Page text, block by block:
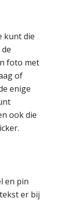
kunt die
foto met
of
enige
ook die
en pin
er bij